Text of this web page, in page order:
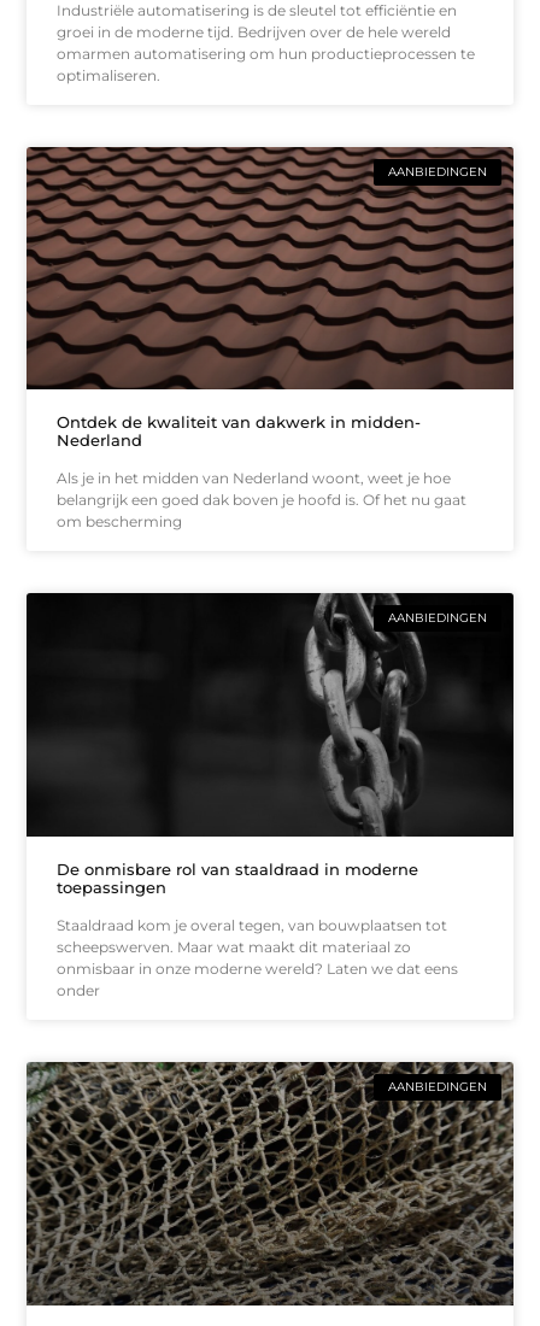
Industriële automatisering is de sleutel tot efficiëntie en
groei in de moderne tijd. Bedrijven over de hele wereld
omarmen automatisering om hun productieprocessen te
optimaliseren.
AANBIEDINGEN
Ontdek de kwaliteit van dakwerk in midden-
Nederland
Als je in het midden van Nederland woont, weet je hoe
belangrijk een goed dak boven je hoofd is. Of het nu gaat
om bescherming
AANBIEDINGEN
De onmisbare rol van staaldraad in moderne
toepassingen
Staaldraad kom je overal tegen, van bouwplaatsen tot
scheepswerven. Maar wat maakt dit materiaal zo
onmisbaar in onze moderne wereld? Laten we dat eens
onder
AANBIEDINGEN